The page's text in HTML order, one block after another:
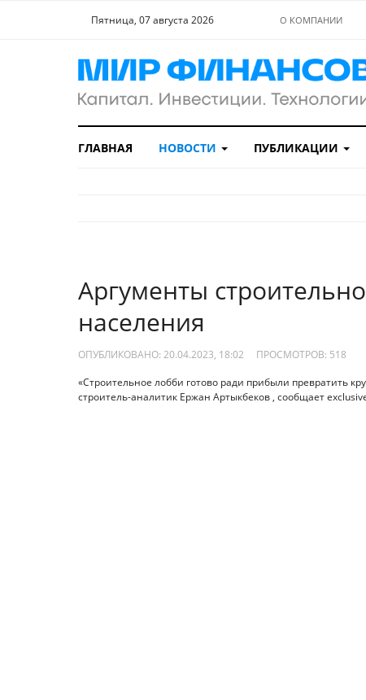
Пятница, 07 августа 2026 О КОМПАНИИ
ГЛАВНАЯ НОВОСТИ ПУБЛИКАЦИИ
Аргументы
населения
ОПУБЛИКОВАНО: 20.04.2023, 18:02 ПРОСМОТРОВ: 518
«Строительное лобби готово ради прибыли превратить
строитель-аналитик Ержан Артыкбеков , сообщает